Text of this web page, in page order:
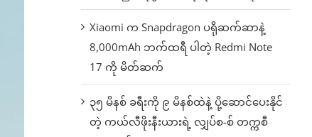
Xiaomi က Snapdragon ပရိုဆက်ဆာနဲ့
8,000mAh ဘက်ထရီ ပါတဲ့ Redmi Note
17 ကို မိတ်ဆက်
၃၅ မိနစ် ခရီးကို ၉ မိနစ်ထဲနဲ့ ပို့ဆောင်ပေးနိုင်
တဲ့ ကယ်လီဖိုးနီးယားရဲ့ လျှပ်စ-စ် တက္ကစီ